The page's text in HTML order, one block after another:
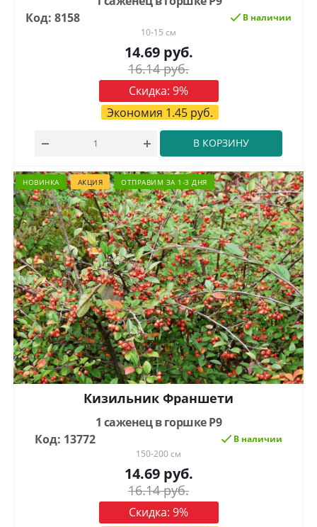
Код: 8158
В наличии
10-15 см
14.69руб.
16.14руб.
Скидка: 9%
Экономия 1.45руб.
В КОРЗИНУ
НОВИНКА АКЦИЯ ОТПРАВИМ ЗА 1-3 ДНЯ
Кизильник Франшети
1 саженец в горшке Р9
Код: 13772
В наличии
150-200 см
14.69руб.
16.14руб.
Скидка: 9%